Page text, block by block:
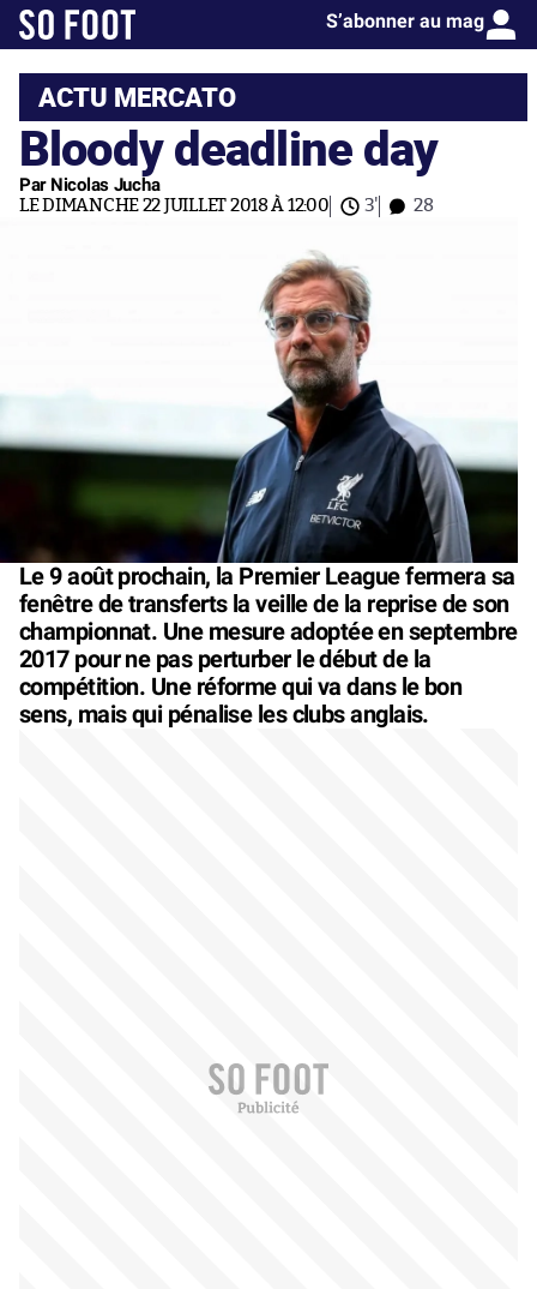
S’abonner au mag
ACTU MERCATO
Bloody deadline day
Par Nicolas Jucha
LE DIMANCHE 22 JUILLET 2018 À 12:00 3' 28
Le 9 août prochain, la Premier League fermera sa
fenêtre de transferts la veille de la reprise de son
championnat. Une mesure adoptée en septembre
2017 pour ne pas perturber le début de la
compétition. Une réforme qui va dans le bon
sens, mais qui pénalise les clubs anglais.